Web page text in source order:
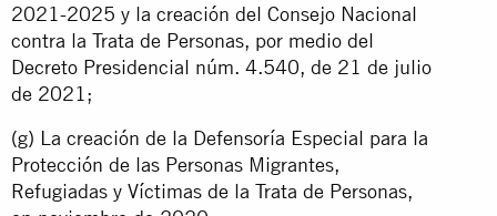
2021-2025 y la creación del Consejo Nacional
contra la Trata de Personas, por medio del
Decreto Presidencial núm. 4.540, de 21 de julio
de 2021;
(g) La creación de la Defensoría Especial para la
Protección de las Personas Migrantes,
Refugiadas y Víctimas de la Trata de Personas,